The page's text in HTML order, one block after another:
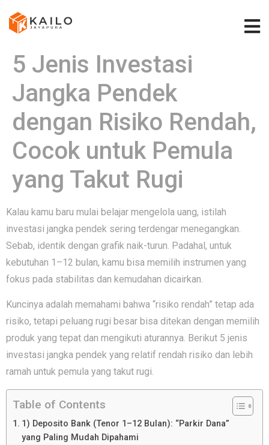
5 Jenis Investasi
Jangka Pendek
dengan Risiko Rendah,
Cocok untuk Pemula
yang Takut Rugi
Kalau kamu baru mulai belajar mengelola uang, istilah
investasi jangka pendek sering terdengar menegangkan.
Sebab, identik dengan grafik naik-turun. Padahal, untuk
kebutuhan 1–12 bulan, kamu bisa memilih instrumen yang
fokus pada stabilitas dan kemudahan dicairkan.
Kuncinya adalah memahami bahwa “risiko rendah” tetap ada
risiko, tetapi peluang rugi besar bisa ditekan dengan memilih
produk yang tepat dan mengikuti aturannya. Berikut 5 jenis
investasi jangka pendek yang relatif rendah risiko dan lebih
ramah untuk pemula yang takut rugi.
Table of Contents
1) Deposito Bank (Tenor 1–12 Bulan): “Parkir Dana”
yang Paling Mudah Dipahami